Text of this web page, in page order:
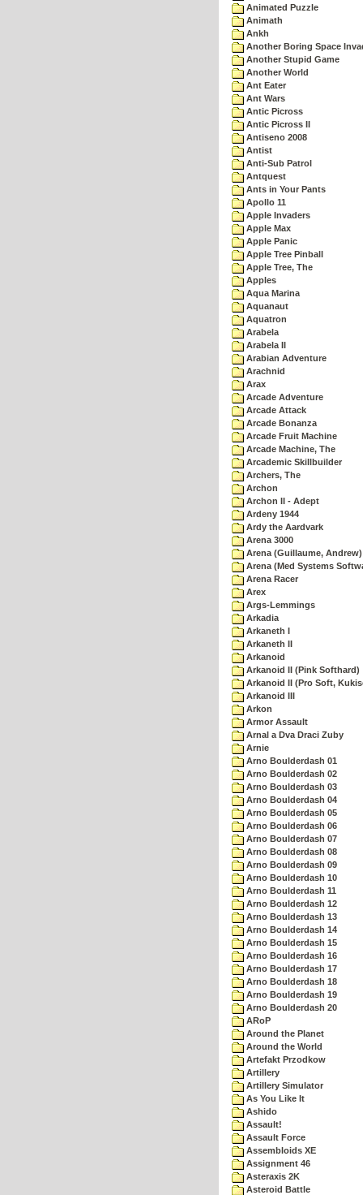
Animated Puzzle
Animath
Ankh
Another Boring Space
Another Stupid Game
Another World
Ant Eater
Ant Wars
Antic Picross
Antic Picross II
Antiseno 2008
Antist
Anti-Sub Patrol
Antquest
Ants in Your Pants
Apollo 11
Apple Invaders
Apple Max
Apple Panic
Apple Tree Pinball
Apple Tree, The
Apples
Aqua Marina
Aquanaut
Aquatron
Arabela
Arabela II
Arabian Adventure
Arachnid
Arax
Arcade Adventure
Arcade Attack
Arcade Bonanza
Arcade Fruit Machine
Arcade Machine, The
Arcademic Skillbuilder
Archers, The
Archon
Archon II - Adept
Ardeny 1944
Ardy the Aardvark
Arena 3000
Arena (Guillaume, Andrew)
Arena (Med Systems
Arena Racer
Arex
Args-Lemmings
Arkadia
Arkaneth I
Arkaneth II
Arkanoid
Arkanoid II (Pink Softhard)
Arkanoid II (Pro Soft,
Arkanoid III
Arkon
Armor Assault
Arnal a Dva Draci Zuby
Arnie
Arno Boulderdash 01
Arno Boulderdash 02
Arno Boulderdash 03
Arno Boulderdash 04
Arno Boulderdash 05
Arno Boulderdash 06
Arno Boulderdash 07
Arno Boulderdash 08
Arno Boulderdash 09
Arno Boulderdash 10
Arno Boulderdash 11
Arno Boulderdash 12
Arno Boulderdash 13
Arno Boulderdash 14
Arno Boulderdash 15
Arno Boulderdash 16
Arno Boulderdash 17
Arno Boulderdash 18
Arno Boulderdash 19
Arno Boulderdash 20
ARoP
Around the Planet
Around the World
Artefakt Przodkow
Artillery
Artillery Simulator
As You Like It
Ashido
Assault!
Assault Force
Assembloids XE
Assignment 46
Asteraxis 2K
Asteroid Battle